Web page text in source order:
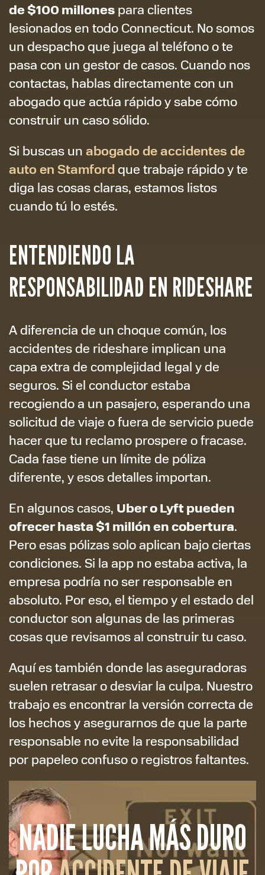
de $100 millones para clientes
lesionados en todo Connecticut. No somos
un despacho que juega al teléfono o te
pasa con un gestor de casos. Cuando nos
contactas, hablas directamente con un
abogado que actúa rápido y sabe cómo
construir un caso sólido.
Si buscas un abogado de accidentes de
auto en Stamford que trabaje rápido y te
diga las cosas claras, estamos listos
cuando tú lo estés.
ENTENDIENDO LA
RESPONSABILIDAD EN RIDESHARE
A diferencia de un choque común, los
accidentes de rideshare implican una
capa extra de complejidad legal y de
seguros. Si el conductor estaba
recogiendo a un pasajero, esperando una
solicitud de viaje o fuera de servicio puede
hacer que tu reclamo prospere o fracase.
Cada fase tiene un límite de póliza
diferente, y esos detalles importan.
En algunos casos, Uber o Lyft pueden
ofrecer hasta $1 millón en cobertura.
Pero esas pólizas solo aplican bajo ciertas
condiciones. Si la app no estaba activa, la
empresa podría no ser responsable en
absoluto. Por eso, el tiempo y el estado del
conductor son algunas de las primeras
cosas que revisamos al construir tu caso.
Aquí es también donde las aseguradoras
suelen retrasar o desviar la culpa. Nuestro
trabajo es encontrar la versión correcta de
los hechos y asegurarnos de que la parte
responsable no evite la responsabilidad
por papeleo confuso o registros faltantes.
NADIE LUCHA MÁS DURO